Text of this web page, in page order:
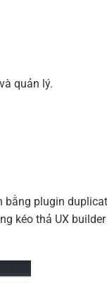
quản lý.
bằng plugin
kéo thả UX